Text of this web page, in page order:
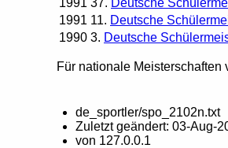
1991 11. Deutsche
1990 3. Deutsche
Für nationale Meisterschaften
de_sportler/spo_2102n.txt
Zuletzt geändert: 03-Aug-
von 127.0.0.1